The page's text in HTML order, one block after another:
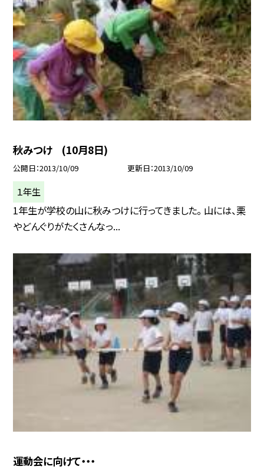
秋みつけ (10月8日)
公開日 2013/10/09 更新日 2013/10/09
１年生
1年生が学校の山に秋みつけに行ってきました。 山には、栗
やどんぐりがたくさんなっ...
運動会に向けて・・・